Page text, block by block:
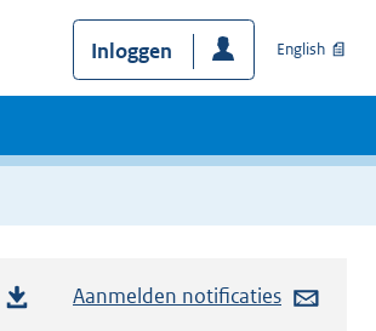
Inloggen English
Aanmelden notificaties